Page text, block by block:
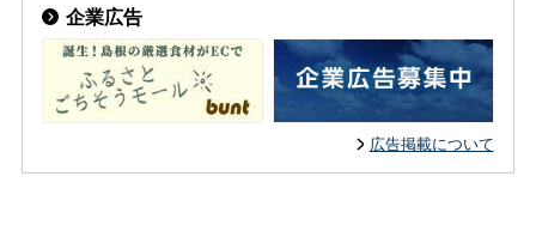
企業広告
広告掲載について